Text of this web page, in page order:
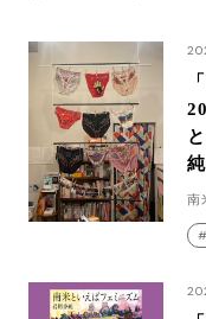
純
南